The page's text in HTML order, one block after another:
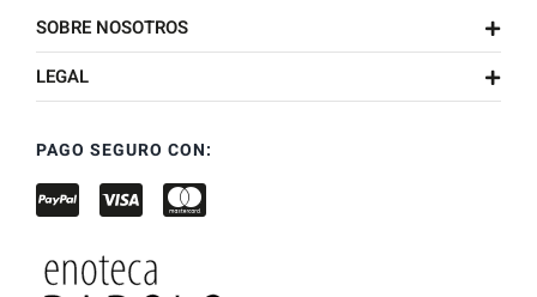
SOBRE NOSOTROS
LEGAL
PAGO SEGURO CON: